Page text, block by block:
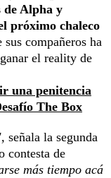
de Alpha y
próximo chaleco
sus compañeros ha
el reality de
una penitencia
The Box
señala la segunda
contesta de
más tiempo acá